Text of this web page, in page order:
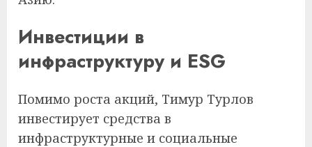
Инвестиции в
инфраструктуру и ESG
Помимо роста акций, Тимур Турлов
инвестирует средства в
инфраструктурные и социальные